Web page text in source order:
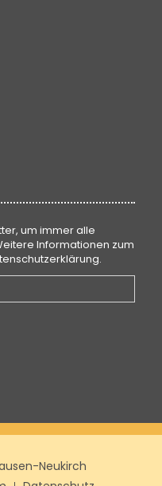
um immer alle
Informationen zum
.
Neukirch